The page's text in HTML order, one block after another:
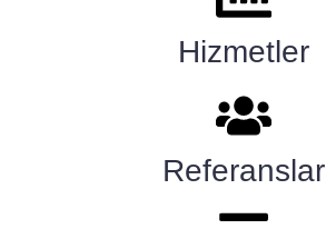
Hizmetler
Referanslar